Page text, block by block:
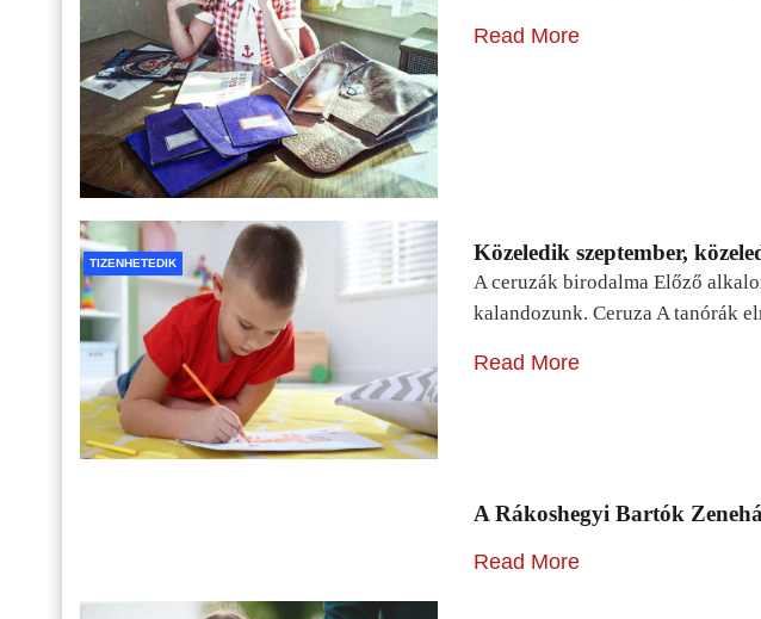
Read More
TIZENHETEDIK Közeledik szeptember,
A ceruzák birodalma Előző
kalandozunk. Ceruza A tanórák
Read More
A Rákoshegyi Bartók
Read More